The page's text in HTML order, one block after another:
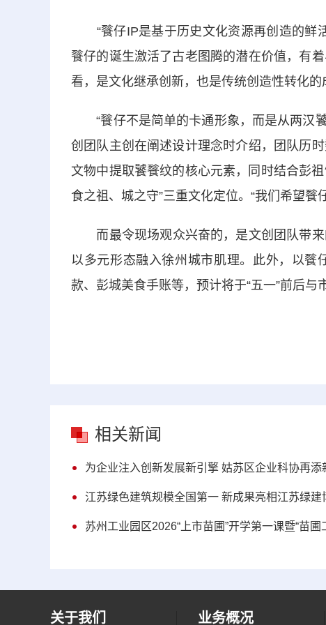
“餮仔IP是基于历史文化资源再创造的鲜活
餮仔的诞生激活了古老图腾的潜在价值，有
看，是文化继承创新，也是传统创造性转化的
“餮仔不是简单的卡通形象，而是从两汉饕
创团队主创在阐述设计理念时介绍，团队历
文物中提取饕餮纹的核心元素，同时结合彭
食之祖、城之守”三重文化定位。“我们希望
而最令现场观众兴奋的，是文创团队带
以多元形态融入徐州城市肌理。此外，以
款、彭城美食手账等，预计将于“五一”前后与
相关新闻
为企业注入创新发展新引擎 姑苏区企业科协再添
江苏绿色建筑规模全国第一 新成果亮相江苏绿建
苏州工业园区2026“上市苗圃”开学第一课暨“苗
关于我们 业务概况